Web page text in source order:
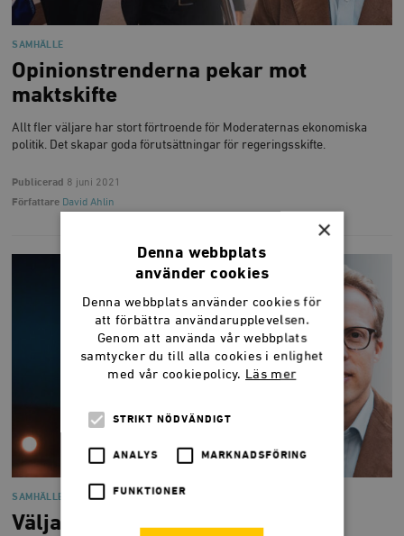
SAMHÄLLE
Opinionstrenderna pekar mot
maktskifte
Allt fler väljare har stort förtroende för Moderaternas ekonomiska
politik. Det skapar goda förutsättningar för regeringsskifte.
Publicerad 8 juni 2021
Författare David Ahlin
SAMHÄLLE
Väljarna vill inte ha det som på
×
Denna webbplats
använder cookies
Denna webbplats använder cookies för
att förbättra användarupplevelsen.
Genom att använda vår webbplats
samtycker du till alla cookies i enlighet
med vår cookiepolicy. Läs mer
STRIKT NÖDVÄNDIGT
ANALYS MARKNADSFÖRING
FUNKTIONER